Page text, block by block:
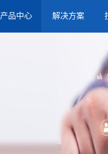
产品中心 解决方案